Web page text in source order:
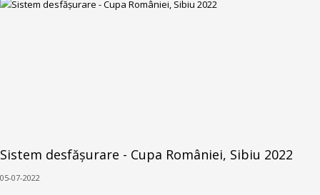
Sistem desfășurare - Cupa României, Sibiu 2022
05-07-2022